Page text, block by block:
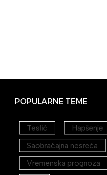
POPULARNE TEME
Teslić
Hapšenje
Saobraćajna nesreća
Vremenska prognoza